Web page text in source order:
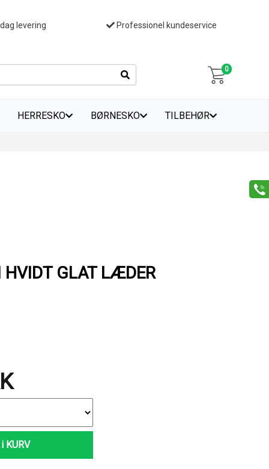
HVIDT GLAT LÆDER
KURV
HERRESKO BØRNESKO TILBEHØR
0
levering Professionel kundeservice